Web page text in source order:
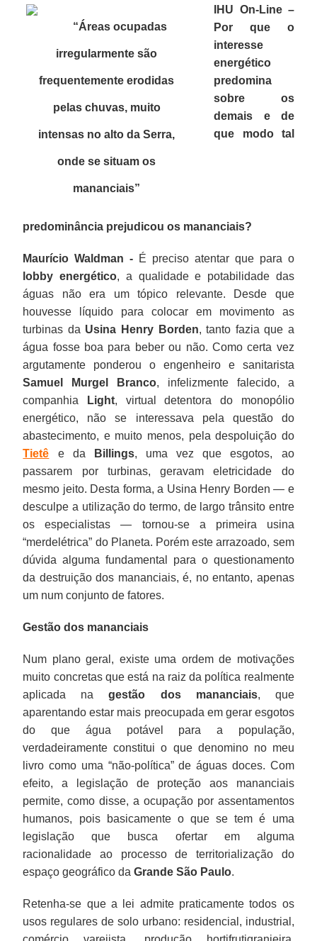
“Áreas ocupadas
irregularmente são
frequentemente erodidas
pelas chuvas, muito
intensas no alto da Serra,
onde se situam os
mananciais”
IHU On-Line –
Por que o
interesse
energético
predomina
sobre os
demais e de
que modo tal
predominância prejudicou os mananciais?
Maurício Waldman - É preciso atentar que para o
lobby energético, a qualidade e potabilidade das
águas não era um tópico relevante. Desde que
houvesse líquido para colocar em movimento as
turbinas da Usina Henry Borden, tanto fazia que a
água fosse boa para beber ou não. Como certa vez
argutamente ponderou o engenheiro e sanitarista
Samuel Murgel Branco, infelizmente falecido, a
companhia
Light, virtual detentora do monopólio
energético, não se interessava pela questão do
abastecimento, e muito menos, pela despoluição do
Tietê e da Billings, uma vez que esgotos, ao
passarem por turbinas, geravam eletricidade do
mesmo jeito. Desta forma, a Usina Henry Borden — e
desculpe a utilização do termo, de largo trânsito entre
os especialistas — tornou-se a primeira usina
“merdelétrica” do Planeta. Porém este arrazoado, sem
dúvida alguma fundamental para o questionamento
da destruição dos mananciais, é, no entanto, apenas
um num conjunto de fatores.
Gestão dos mananciais
Num plano geral, existe uma ordem de motivações
muito concretas que está na raiz da política realmente
aplicada nagestão dos mananciais, que
aparentando estar mais preocupada em gerar esgotos
do que água potável para a população,
verdadeiramente constitui o que denomino no meu
livro como uma “não-política” de águas doces. Com
efeito, a legislação de proteção aos mananciais
permite, como disse, a ocupação por assentamentos
humanos, pois basicamente o que se tem é uma
legislação que busca ofertar em alguma
racionalidade ao processo de territorialização do
espaço geográfico daGrande São Paulo.
Retenha-se que a lei admite praticamente todos os
usos regulares de solo urbano: residencial, industrial,